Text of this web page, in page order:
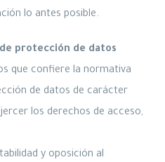
lo antes posible.
protección de datos
que confiere la normativa
de datos de carácter
los derechos de acceso,
y oposición al